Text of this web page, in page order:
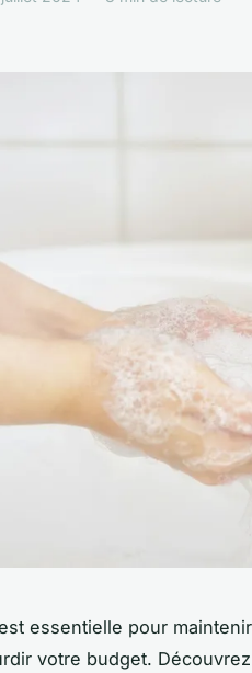
essentielle pour
votre budget.